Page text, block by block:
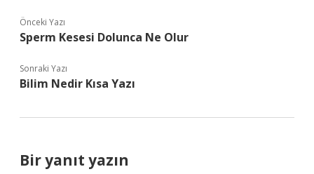
Önceki Yazı
Sperm Kesesi Dolunca Ne Olur
Sonraki Yazı
Bilim Nedir Kısa Yazı
Bir yanıt yazın